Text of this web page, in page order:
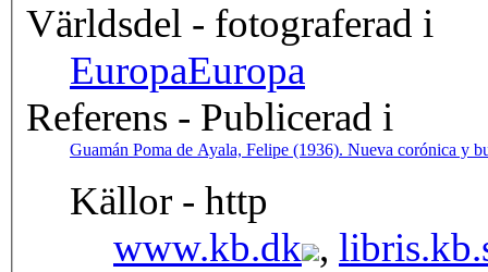
Världsdel - fotograferad i
EuropaEuropa
Referens - Publicerad i
Guamán Poma de Ayala, Felipe (1936). Nueva corónica y
Källor - http
www.kb.dk ,